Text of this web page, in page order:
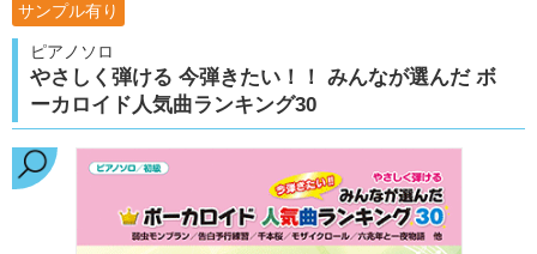
サンプル有り
ピアノソロ
やさしく弾ける 今弾きたい！！ みんなが選んだ ボ
ーカロイド人気曲ランキング30